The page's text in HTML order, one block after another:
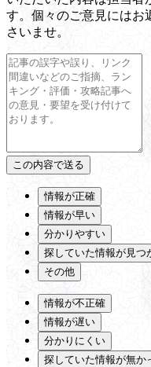
す。個々のご意見にはお
さいませ。
情報が正確
情報が早い
分かりやすい
探していた情報が見つ
その他
情報が不正確
情報が遅い
分かりにくい
探していた情報が無か